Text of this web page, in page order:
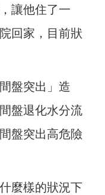
讓他住了一
回家，目前狀
盤突出」造
盤退化水分流
盤突出高危險
麼樣的狀況下